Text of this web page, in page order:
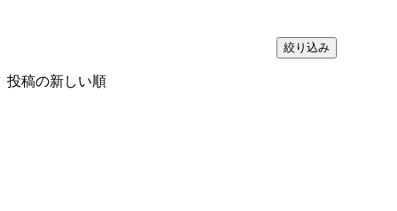
絞り込み
投稿の新しい順